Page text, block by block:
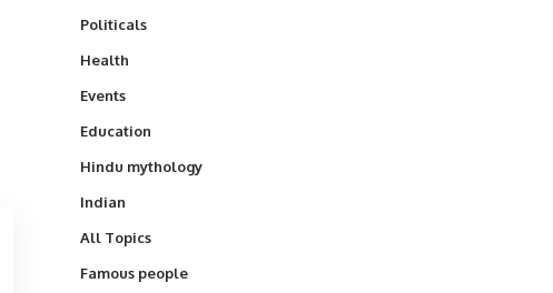
Politicals
Health
Events
Education
Hindu mythology
Indian
All Topics
Famous people